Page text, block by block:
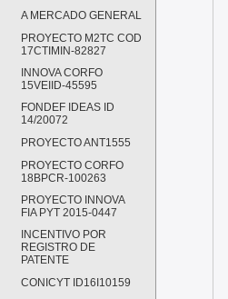
A MERCADO GENERAL
PROYECTO M2TC COD
17CTIMIN-82827
INNOVA CORFO
15VEIID-45595
FONDEF IDEAS ID
14/20072
PROYECTO ANT1555
PROYECTO CORFO
18BPCR-100263
PROYECTO INNOVA
FIA PYT 2015-0447
INCENTIVO POR
REGISTRO DE
PATENTE
CONICYT ID16I10159